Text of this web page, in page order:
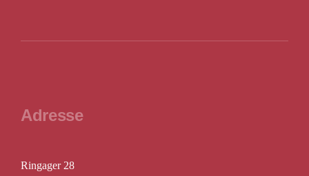
Adresse
Ringager 28